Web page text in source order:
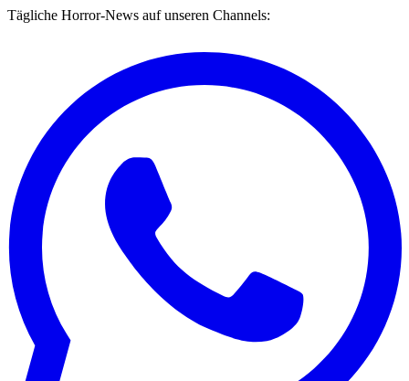
Tägliche Horror-News auf unseren Channels: